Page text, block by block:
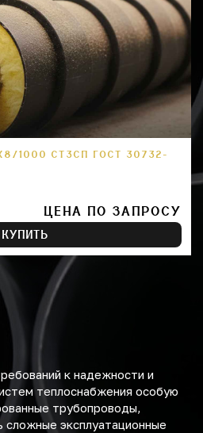
1000 СТ3СП ГОСТ 30732-
ЦЕНА ПО ЗАПРОСУ
КУПИТЬ
к надежности и
теплоснабжения особую
трубопроводы,
эксплуатационные